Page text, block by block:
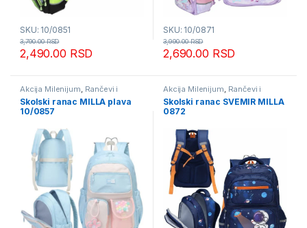
SKU: 10/0851
2,490.00 RSD
3,790.00RSD
SKU: 10/0871
2,690.00 RSD
3,990.00RSD
Akcija Milenijum, Rančevi i
torbice za decu
Skolski ranac MILLA plava
10/0857
Akcija Milenijum, Rančevi i
torbice za decu
Skolski ranac SVEMIR MILLA
0872